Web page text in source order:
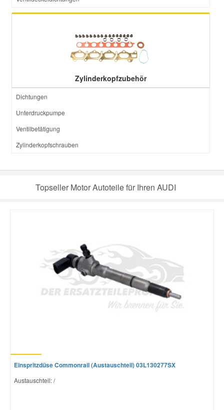
Zylinderkopfzubehör
Dichtungen
Unterdruckpumpe
Ventilbetätigung
Zylinderkopfschrauben
Topseller Motor Autoteile für Ihren AUDI
Einspritzdüse Commonrail (Austauschteil) 03L130277SX
Austauschteil: /